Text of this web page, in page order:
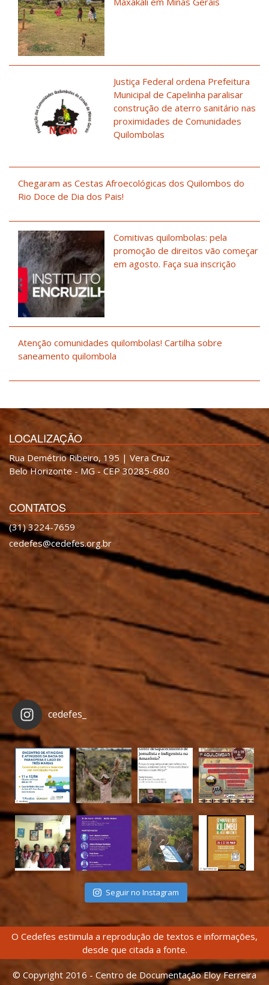
Justiça Federal ordena Prefeitura
Municipal de Capelinha paralisar
construção de aterro sanitário nas
proximidades de Comunidades
Quilombolas
Chegaram as Cestas Afroecológicas dos Quilombos do
Rio Doce de Dia dos Pais!
Comitivas quilombolas: pela
promoção de direitos vão começar
em agosto. Faça sua inscrição
Atenção comunidades quilombolas! Cartilha sobre
saneamento quilombola
LOCALIZAÇÃO
Rua Demétrio Ribeiro, 195 | Vera Cruz
Belo Horizonte - MG - CEP 30285-680
CONTATOS
(31) 3224-7659
cedefes@cedefes.org.br
cedefes_
Seguir no Instagram
O Cedefes estimula a reprodução de textos e informações,
desde que citada a fonte.
© Copyright 2016 - Centro de Documentação Eloy Ferreira